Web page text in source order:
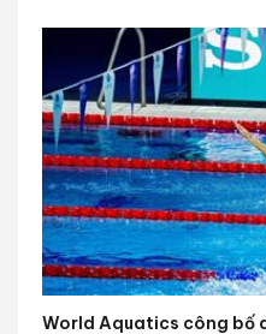
World Aquatics công bố